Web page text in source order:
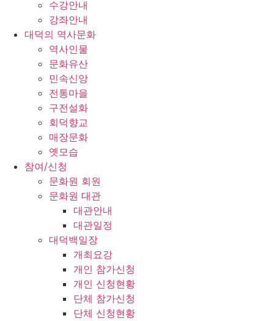
수강안내
강좌안내
대덕의 역사문화
역사인물
문화유산
민속신앙
전통마을
구전설화
회덕향교
매장문화
옛모습
참여/신청
문화원 회원
문화원 대관
대관안내
대관일정
대덕백일장
개최요강
개인 참가신청
개인 신청현황
단체 참가신청
단체 신청현황